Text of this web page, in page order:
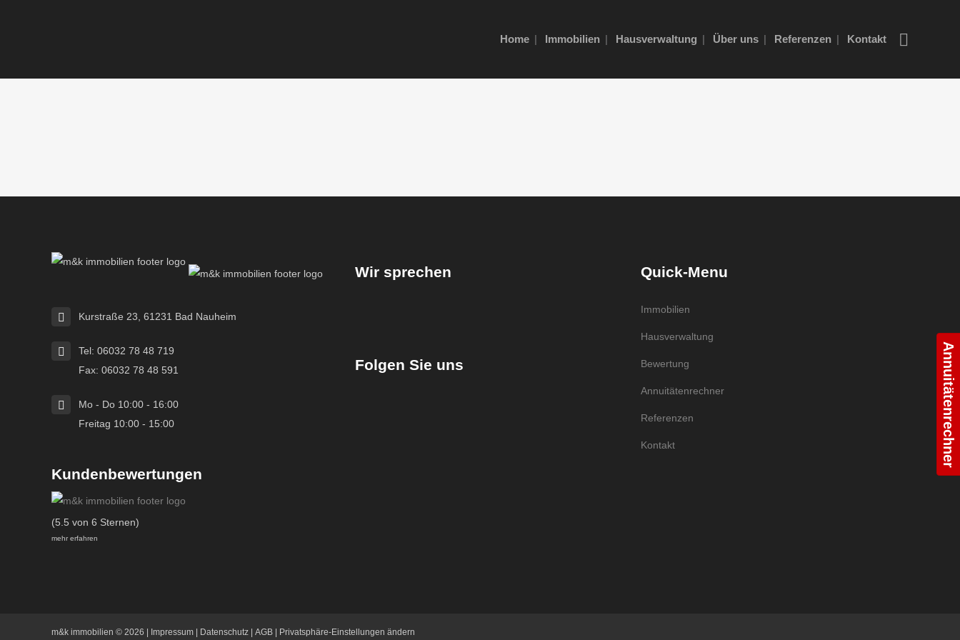
Home Immobilien Hausverwaltung Über uns Referenzen Kontakt
Kurstraße 23, 61231 Bad Nauheim
Tel: 06032 78 48 719
Fax: 06032 78 48 591
Mo - Do 10:00 - 16:00
Freitag 10:00 - 15:00
Kundenbewertungen
(5.5 von 6 Sternen)
mehr erfahren
Wir sprechen
Folgen Sie uns
Quick-Menu
Immobilien
Hausverwaltung
Bewertung
Annuitätenrechner
Referenzen
Kontakt
m&k immobilien © 2026 | Impressum Datenschutz AGB Privatsphäre-Einstellungen ändern
Annuitätenrechner